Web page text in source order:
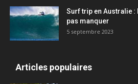
Surf trip en Australie :
pas manquer
5 septembre 2023
Articles populaires